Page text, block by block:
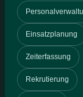
Einsatzplanung
Zeiterfassung
Rekrutierung